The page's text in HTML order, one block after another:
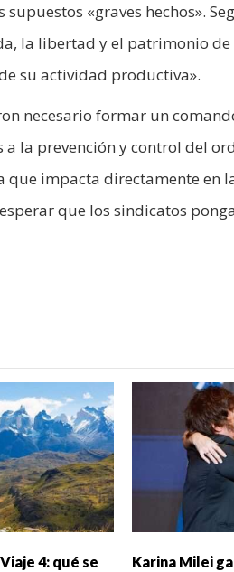
«graves hechos».
la libertad y el patrimonio
su actividad productiva».
necesario formar un
la prevención y control del
que impacta directamente en
que los sindicatos
4: qué se
Karina Milei